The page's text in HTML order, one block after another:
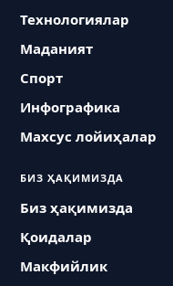
Технологиялар
Маданият
Спорт
Инфографика
Махсус лойиҳалар
БИЗ ҲАҚИМИЗДА
Биз ҳақимизда
Қоидалар
Макфийлик